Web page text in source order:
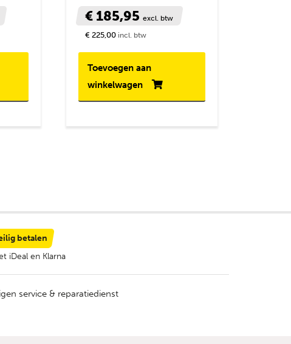
€ 185,95excl. btw
€ 225,00 incl. btw
Toevoegen aan
winkelwagen
betalen
iDeal en Klarna
service & reparatiedienst